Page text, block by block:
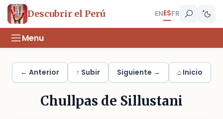
Descubrir el Perú ENESFR
Menu
← Anterior ↑ Subir Siguiente → ⌂ Inicio
Chullpas de Sillustani